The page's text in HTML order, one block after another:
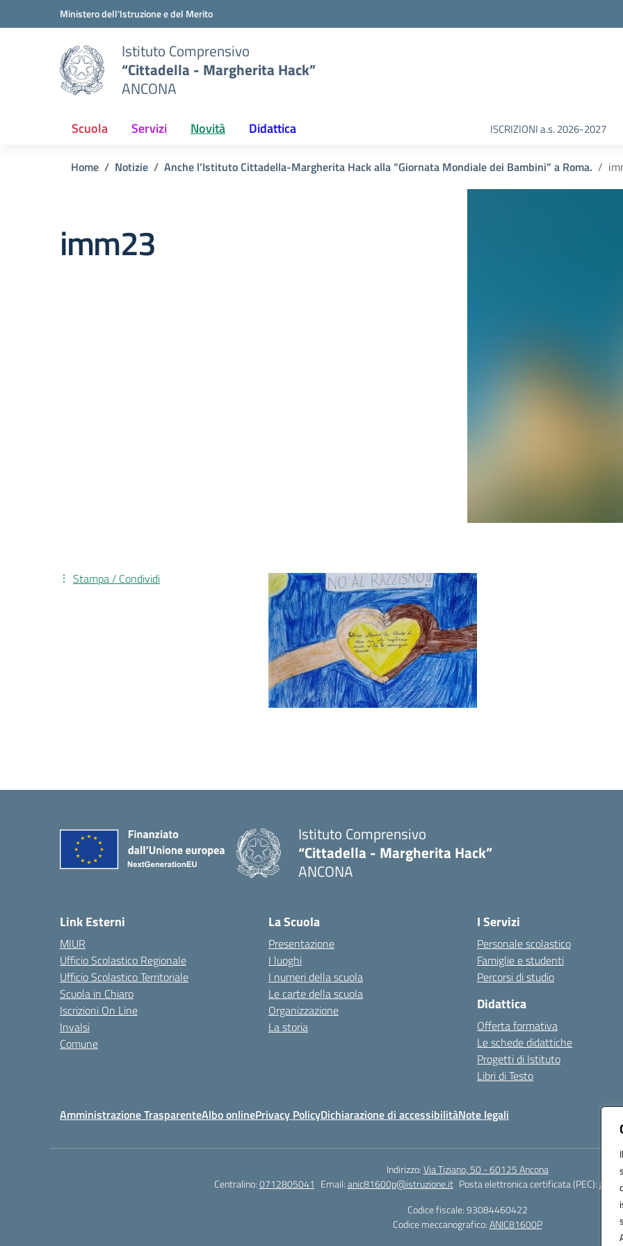
Vai ai contenuti
Vai al menu di navigazioneMinistero dell'Istruzione e del Merito
Istituto Comprensivo
“Cittadella - Margherita Hack”
ANCONA
Scuola Servizi Novità Didattica ISCRIZIONI a.s. 2026-2027
Home Notizie Anche l’Istituto Cittadella-Margherita Hack alla “Giornata Mondiale dei Bambini” a Roma.
imm23
Stampa / Condividi
Istituto Comprensivo
“Cittadella - Margherita Hack”
ANCONA
Link Esterni
MIUR
Ufficio Scolastico Regionale
Ufficio Scolastico Territoriale
Scuola in Chiaro
Iscrizioni On Line
Invalsi
Comune
La Scuola
Presentazione
I luoghi
I numeri della scuola
Le carte della scuola
Organizzazione
La storia
I Servizi
Personale scolastico
Famiglie e studenti
Percorsi di studio
Didattica
Offerta formativa
Le schede didattiche
Progetti di Istituto
Libri di Testo
Amministrazione TrasparenteAlbo onlinePrivacy PolicyDichiarazione di accessibilitàNote legali
Indirizzo:Via Tiziano, 50 - 60125 Ancona
Centralino:0712805041 Email:anic81600p@istruzione.it Posta elettronica certificata (PEC):
Codice fiscale: 93084460422
Codice meccanografico:ANIC81600P